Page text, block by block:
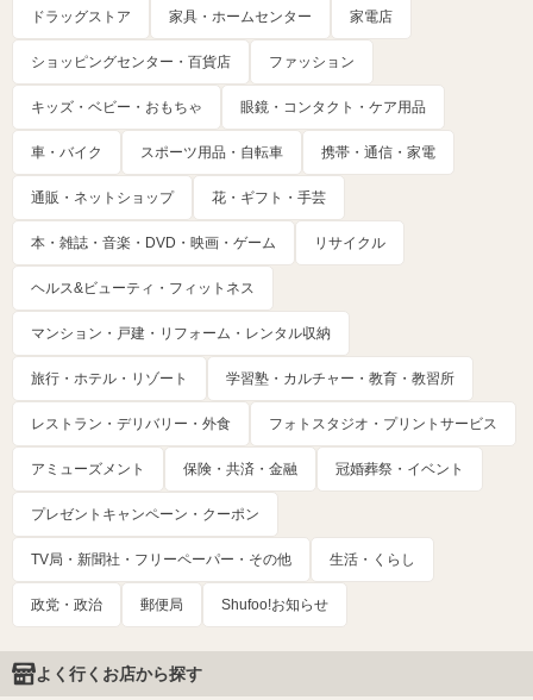
ドラッグストア 家具・ホームセンター 家電店
ショッピングセンター・百貨店 ファッション
キッズ・ベビー・おもちゃ 眼鏡・コンタクト・ケア用品
車・バイク スポーツ用品・自転車 携帯・通信・家電
通販・ネットショップ 花・ギフト・手芸
本・雑誌・音楽・DVD・映画・ゲーム リサイクル
ヘルス&ビューティ・フィットネス
マンション・戸建・リフォーム・レンタル収納
旅行・ホテル・リゾート 学習塾・カルチャー・教育・教習所
レストラン・デリバリー・外食 フォトスタジオ・プリントサービス
アミューズメント 保険・共済・金融 冠婚葬祭・イベント
プレゼントキャンペーン・クーポン
TV局・新聞社・フリーペーパー・その他 生活・くらし
政党・政治 郵便局 Shufoo!お知らせ
よく行くお店から探す